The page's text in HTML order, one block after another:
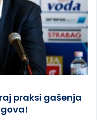
praksi gašenja